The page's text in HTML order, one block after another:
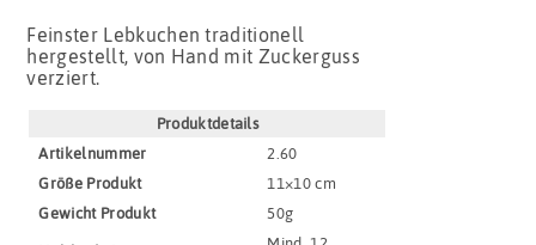
Feinster Lebkuchen traditionell
hergestellt, von Hand mit Zuckerguss
verziert.
Produktdetails
Artikel­nummer
2.60
Größe Produkt
11×10 cm
Gewicht Produkt
50g